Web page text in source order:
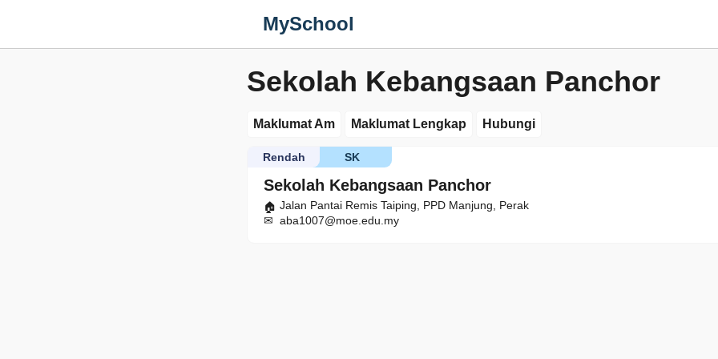
MySchool
Sekolah Kebangsaan Panchor
Maklumat Am Maklumat Lengkap Hubungi
Sekolah Kebangsaan Panchor
SK
Rendah
Jalan Pantai Remis Taiping, PPD Manjung, Perak
aba1007@moe.edu.my